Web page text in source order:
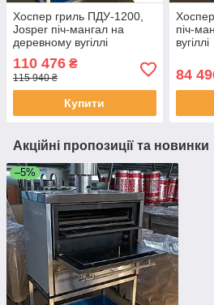
Хоспер гриль ПДУ-1200,
Josper піч-мангал на
деревному вугіллі
110 476 ₴
115 940 ₴
Купити
піч-
вугіллі
84
Акційні пропозиції та новинки
–5%